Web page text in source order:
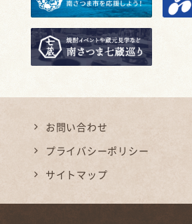
お問い合わせ
プライバシーポリシー
サイトマップ